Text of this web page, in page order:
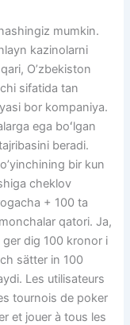
mumkin.
kazinolarni
O’zbekiston
sifatida tan
bor kompaniya.
ega boʻlgan
beradi.
bir kun
cheklov
+ 100 ta
qatori. Ja,
dig 100 kronor i
sätter in 100
Les utilisateurs
tournois de poker
et jouer à tous les